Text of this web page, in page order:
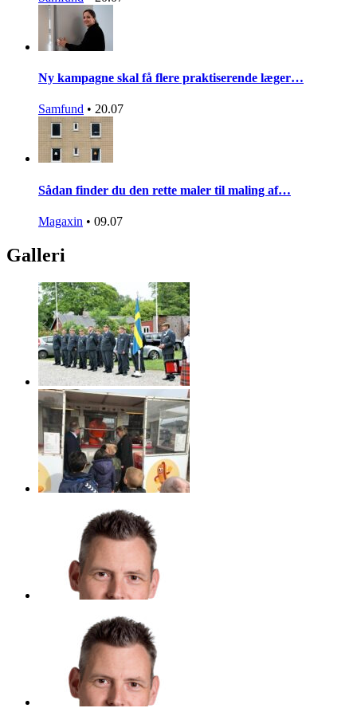
Ny kampagne skal få flere praktiserende læger…
Samfund • 20.07
Sådan finder du den rette maler til maling af…
Magaxin • 09.07
Galleri